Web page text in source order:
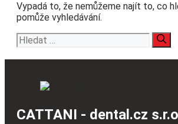
Vypadá to, že nemůžeme najít to, co
pomůže vyhledávání.
Hledat:
CATTANI - dental.cz